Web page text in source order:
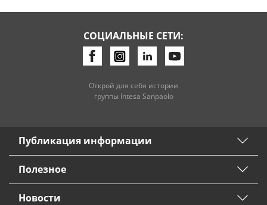
СОЦИАЛЬНЫЕ СЕТИ:
Открой для себя истории
группы Intesa Sanpaolo
Публикация информации
Полезное
Новости